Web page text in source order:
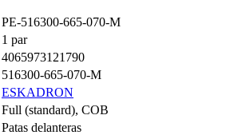
PE-516300-665-070-M
1 par
4065973121790
516300-665-070-M
ESKADRON
Full (standard), COB
Patas delanteras